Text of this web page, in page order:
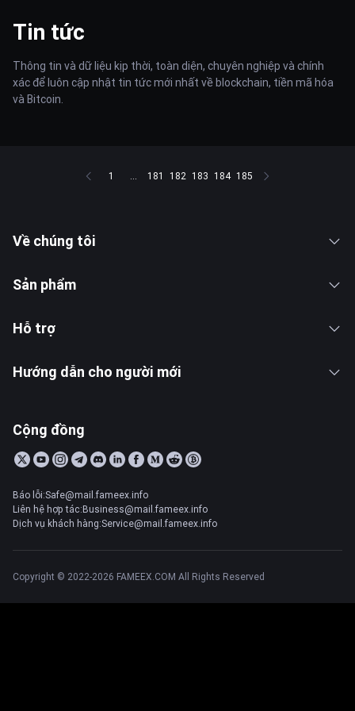
Tin tức
Thông tin và dữ liệu kịp thời, toàn diện, chuyên nghiệp và chính
xác để luôn cập nhật tin tức mới nhất về blockchain, tiền mã hóa
và Bitcoin.
1 ... 181 182 183 184 185
Về chúng tôi
Sản phẩm
Hỗ trợ
Hướng dẫn cho người mới
Cộng đồng
Báo lỗi:Safe@mail.fameex.info
Liên hệ hợp tác:Business@mail.fameex.info
Dịch vụ khách hàng:Service@mail.fameex.info
Copyright © 2022-2026 FAMEEX.COM All Rights Reserved